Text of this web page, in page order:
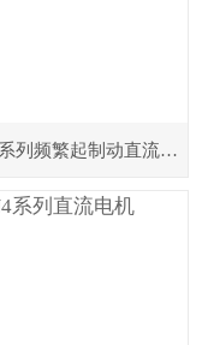
ZFQZ系列频繁起制动直流电机